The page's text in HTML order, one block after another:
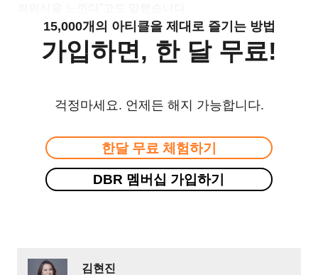
15,000개의 아티클을 제대로 즐기는 방법
가입하면, 한 달 무료!
걱정마세요. 언제든 해지 가능합니다.
한달 무료 체험하기
DBR 멤버십 가입하기
김현진